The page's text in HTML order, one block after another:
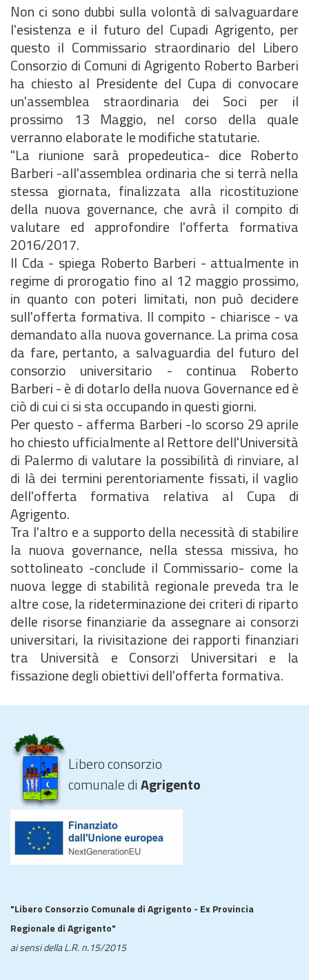
Non ci sono dubbi sulla volontà di salvaguardare
l'esistenza e il futuro del Cupadi Agrigento, per
questo il Commissario straordinario del Libero
Consorzio di Comuni di Agrigento Roberto Barberi
ha chiesto al Presidente del Cupa di convocare
un'assemblea straordinaria dei Soci per il
prossimo 13 Maggio, nel corso della quale
verranno elaborate le modifiche statutarie.
"La riunione sarà propedeutica- dice Roberto
Barberi -all'assemblea ordinaria che si terrà nella
stessa giornata, finalizzata alla ricostituzione
della nuova governance, che avrà il compito di
valutare ed approfondire l'offerta formativa
2016/2017.
Il Cda - spiega Roberto Barberi - attualmente in
regime di prorogatio fino al 12 maggio prossimo,
in quanto con poteri limitati, non può decidere
sull'offerta formativa. Il compito - chiarisce - va
demandato alla nuova governance. La prima cosa
da fare, pertanto, a salvaguardia del futuro del
consorzio universitario - continua Roberto
Barberi - è di dotarlo della nuova Governance ed è
ciò di cui ci si sta occupando in questi giorni.
Per questo - afferma Barberi -lo scorso 29 aprile
ho chiesto ufficialmente al Rettore dell'Università
di Palermo di valutare la possibilità di rinviare, al
di là dei termini perentoriamente fissati, il vaglio
dell'offerta formativa relativa al Cupa di
Agrigento.
Tra l'altro e a supporto della necessità di stabilire
la nuova governance, nella stessa missiva, ho
sottolineato -conclude il Commissario- come la
nuova legge di stabilità regionale preveda tra le
altre cose, la rideterminazione dei criteri di riparto
delle risorse finanziarie da assegnare ai consorzi
universitari, la rivisitazione dei rapporti finanziari
tra Università e Consorzi Universitari e la
fissazione degli obiettivi dell'offerta formativa.
Libero consorzio
comunale diAgrigento
"Libero Consorzio Comunale di Agrigento - Ex Provincia
Regionale di Agrigento"
ai sensi della L.R. n.15/2015